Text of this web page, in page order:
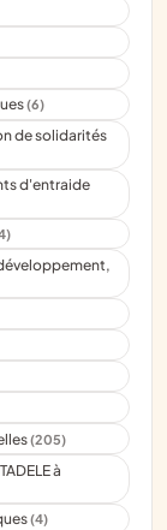
(6)
de solidarités
d'entraide
(205)
à
(4)